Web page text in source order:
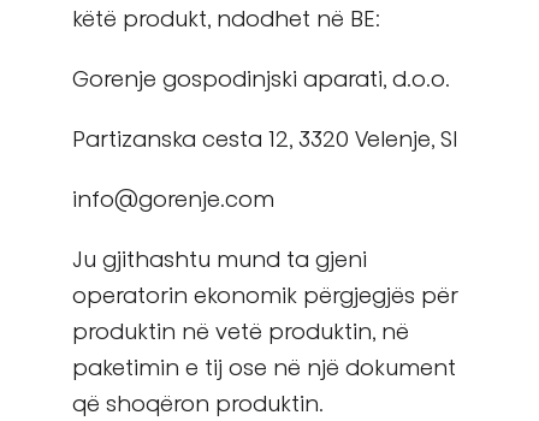
këtë produkt, ndodhet në BE:
Gorenje gospodinjski aparati, d.o.o.
Partizanska cesta 12, 3320 Velenje, SI
info@gorenje.com
Ju gjithashtu mund ta gjeni
operatorin ekonomik përgjegjës për
produktin në vetë produktin, në
paketimin e tij ose në një dokument
që shoqëron produktin.